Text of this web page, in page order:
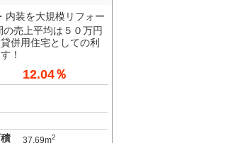
内装を大規模リフォー
売上平均は５０万円
併用住宅としての利
！
12.04％
37.69m2